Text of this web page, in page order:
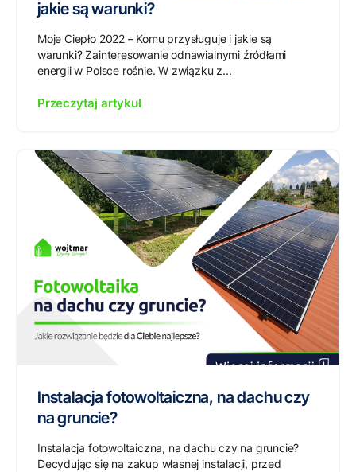
jakie są warunki?
Moje Ciepło 2022 – Komu przysługuje i jakie są
warunki? Zainteresowanie odnawialnymi źródłami
energii w Polsce rośnie. W związku z...
Przeczytaj artykuł
Instalacja fotowoltaiczna, na dachu czy
na gruncie?
Instalacja fotowoltaiczna, na dachu czy na gruncie?
Decydując się na zakup własnej instalacji, przed